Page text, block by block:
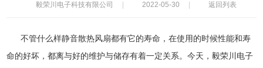
毅荣川电子科技有限公司 2022-05-30 返回列表
不管什么样静音散热风扇都有它的寿命，在使用的时候性能和寿
命的好坏，都离与好的维护与储存有着一定关系。今天，毅荣川电子